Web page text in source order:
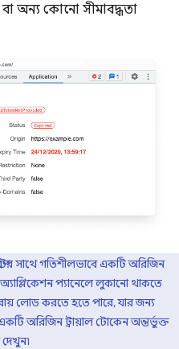
অন্য কোনো সীমাবদ্ধতা
সাথে গতিশীলভাবে একটি অরিজিন
অ্যাপ্লিকেশন প্যানেলে লুকানো থাকতে
লোড করতে হতে পারে, যার জন্য
অরিজিন ট্রায়াল টোকেন অন্তর্ভুক্ত
দেখুন৷